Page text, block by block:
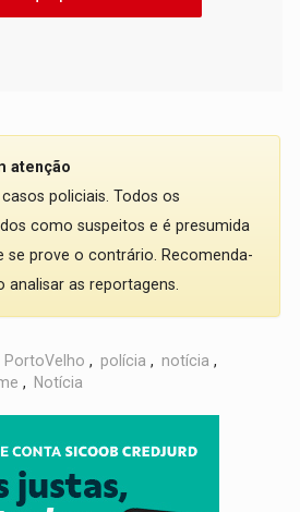
atenção
policiais. Todos os
como suspeitos e é presumida
se prove o contrário. Recomenda-
as reportagens.
PortoVelho , polícia , notícia ,
, Notícia